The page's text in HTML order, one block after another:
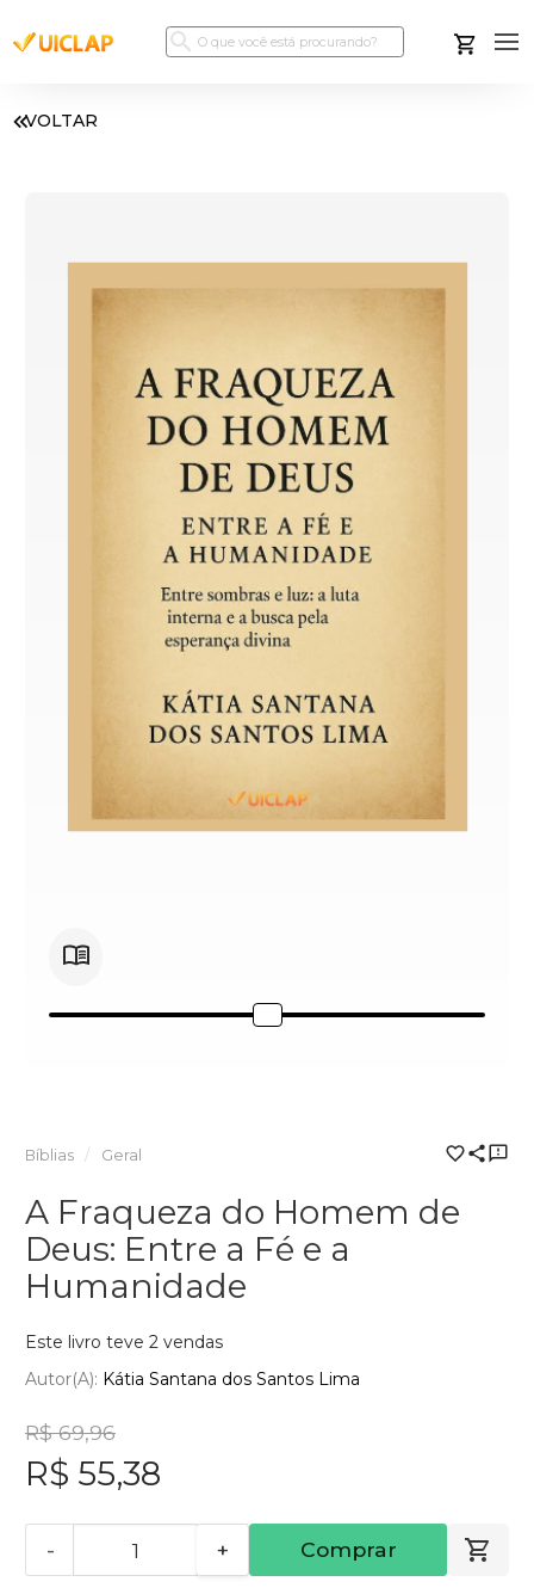
VOLTAR
Bíblias Geral
A Fraqueza do Homem de
Deus: Entre a Fé e a
Humanidade
Este livro teve 2 vendas
Autor(a): Kátia Santana dos Santos Lima
R$ 69,96
R$ 55,38
- + Comprar